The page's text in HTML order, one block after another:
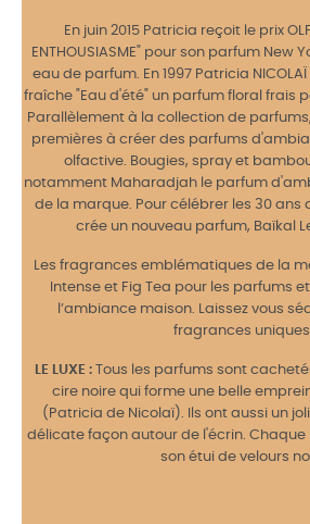
En juin 2015 Patricia reçoit le prix
ENTHOUSIASME" pour son parfum New
eau de parfum. En 1997 Patricia
fraîche "Eau d'été" un parfum floral frais
Parallèlement à la collection de
premières à créer des parfums
olfactive. Bougies, spray et
notamment Maharadjah le parfum
de la marque. Pour célébrer les 30 ans
crée un nouveau parfum, Baïkal
Les fragrances emblématiques de la
Intense et Fig Tea pour les parfums
l’ambiance maison. Laissez vous
fragrances
LE LUXE :Tous les parfums sont
cire noire qui forme une belle
(Patricia de Nicolaï). Ils ont aussi un
délicate façon autour de l'écrin.
son étui de velours